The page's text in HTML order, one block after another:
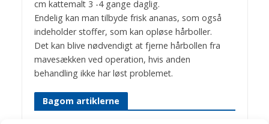
cm kattemalt 3 -4 gange daglig.
Endelig kan man tilbyde frisk ananas, som også
indeholder stoffer, som kan opløse hårboller.
Det kan blive nødvendigt at fjerne hårbollen fra
mavesækken ved operation, hvis anden
behandling ikke har løst problemet.
Bagom artiklerne